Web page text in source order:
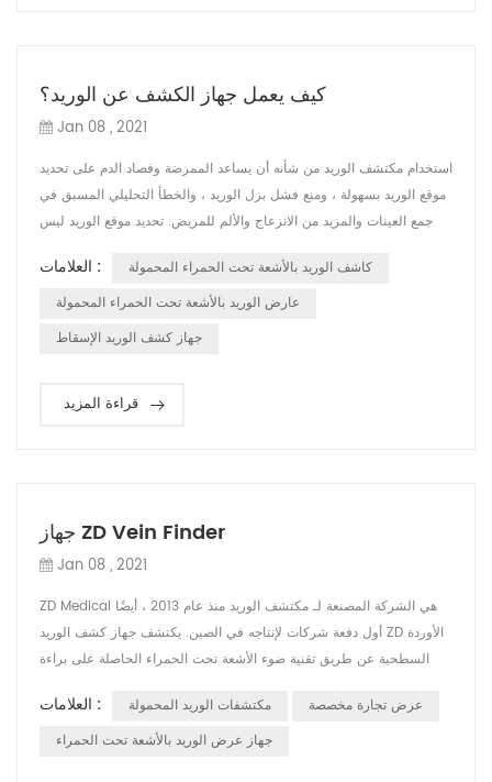
كيف يعمل جهاز الكشف عن الوريد؟
Jan 08 , 2021
استخدام مكتشف الوريد من شأنه أن يساعد الممرضة وفصاد الدم على تحديد
موقع الوريد بسهولة ، ومنع فشل بزل الوريد ، والخطأ التحليلي المسبق في
جمع العينات والمزيد من الانزعاج والألم للمريض. تحديد موقع الوريد ليس
الاختلاف في جلد الأطفال الصغار (خاصة الرضع) والسمنة ومرضى الجفاف.
العلامات :
كاشف الوريد بالأشعة تحت الحمراء المحمولة
عارض الوريد بالأشعة تحت الحمراء المحمولة
جهاز كشف الوريد الإسقاط
قراءة المزيد
جهاز ZD Vein Finder
Jan 08 , 2021
ZD Medical هي الشركة المصنعة لـ مكتشف الوريد منذ عام 2013 ، أيضًا
أول دفعة شركات لإنتاجه في الصين. يكتشف جهاز كشف الوريد ZD الأوردة
السطحية عن طريق تقنية ضوء الأشعة تحت الحمراء الحاصلة على براءة
الطاقم الطبي في العثور على موقع الوريد وتقليل محاولات وخز الإبرة.
المبدأ هو أن ضوء الأشعة تحت الحمراء يمكن أن يمتصه الدم ويعكسه
العلامات : مكتشفات الوريد المحمولة
عرض تجارة مخصصة
جهاز عرض الوريد بالأشعة تحت الحمراء